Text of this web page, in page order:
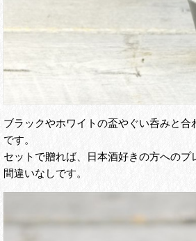
ブラックやホワイトの盃やぐい呑みと合
です。
セットで贈れば、日本酒好きの方へのプ
間違いなしです。